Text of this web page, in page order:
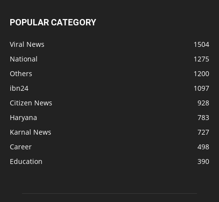
POPULAR CATEGORY
Viral News
1504
National
1275
Others
1200
ibn24
1097
Citizen News
928
Haryana
783
Karnal News
727
Career
498
Education
390